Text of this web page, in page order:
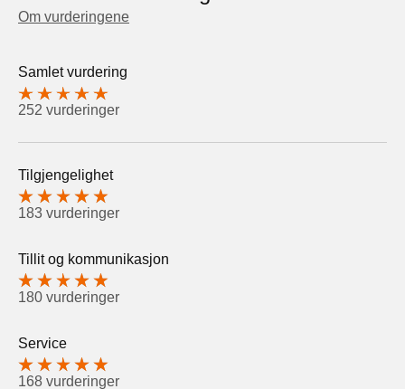
Om vurderingene
Samlet vurdering
252 vurderinger
Tilgjengelighet
183 vurderinger
Tillit og kommunikasjon
180 vurderinger
Service
168 vurderinger